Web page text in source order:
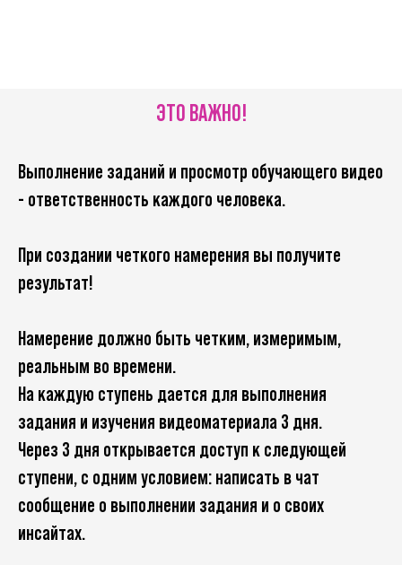
ЭТО ВАЖНО!
Выполнение заданий и просмотр обучающего видео
- ответственность каждого человека.
При создании четкого намерения вы получите
результат!
Намерение должно быть четким, измеримым,
реальным во времени.
На каждую ступень дается для выполнения
задания и изучения видеоматериала 3 дня.
Через 3 дня открывается доступ к следующей
ступени, с одним условием: написать в чат
сообщение о выполнении задания и о своих
инсайтах.